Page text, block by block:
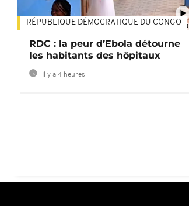
01:34
RÉPUBLIQUE DÉMOCRATIQUE DU CONGO
RDC : la peur d’Ebola détourne
les habitants des hôpitaux
Il y a 4 heures